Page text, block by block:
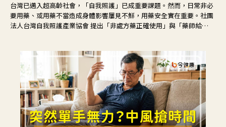
台灣已邁入超高齡社會，「自我照護」已成重要課題。然而，日常非必
要用藥、或用藥不當造成身體影響屢見不鮮，用藥安全實在重要。社團
法人台灣自我照護產業協會 提出「非處方藥正確使用」與「藥師給